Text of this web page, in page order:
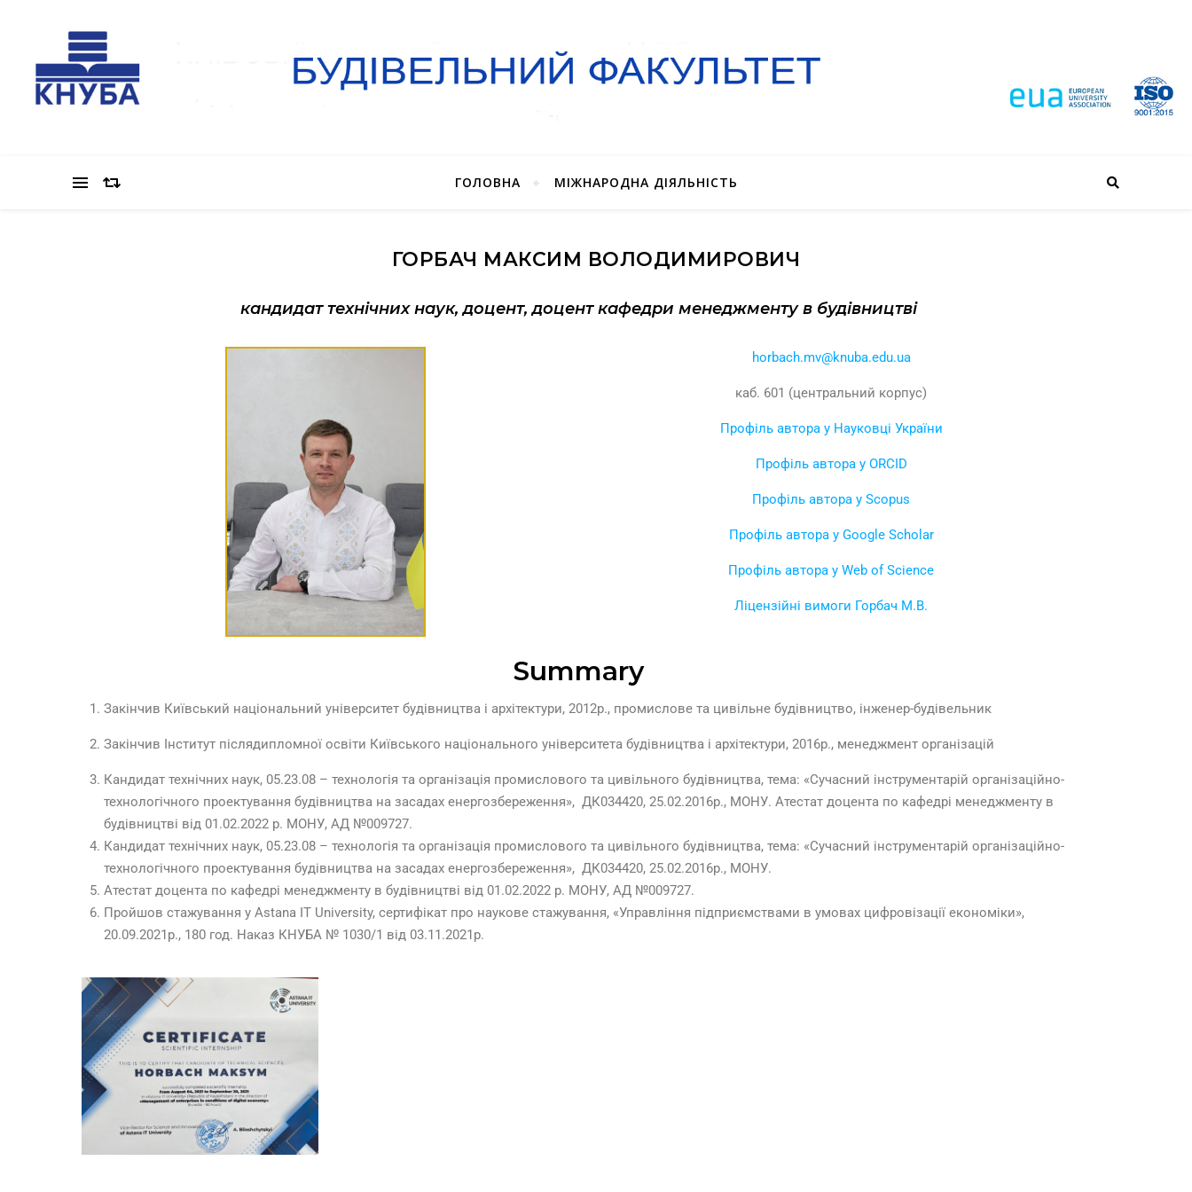
ГОЛОВНА МІЖНАРОДНА ДІЯЛЬНІСТЬ
ГОРБАЧ МАКСИМ ВОЛОДИМИРОВИЧ
кандидат технічних наук, доцент, доцент кафедри менеджменту в будівництві
horbach.mv@knuba.edu.ua
каб. 601 (центральний корпус)
Профіль автора у Науковці України
Профіль автора у ORCID
Профіль автора у Scopus
Профіль автора у Google Scholar
Профіль автора у Web of Science
Ліцензійні вимоги Горбач М.В.
Summary
Закінчив Київський національний університет будівництва і архітектури, 2012р., промислове та цивільне будівництво, інженер-будівельник
Закінчив Інститут післядипломної освіти Київського національного університета будівництва і архітектури, 2016р., менеджмент організацій
Кандидат технічних наук, 05.23.08 – технологія та організація промислового та цивільного будівництва, тема: «Сучасний інструментарій організаційно-
технологічного проектування будівництва на засадах енергозбереження», ДК034420, 25.02.2016р., МОНУ. Атестат доцента по кафедрі менеджменту в
будівництві від 01.02.2022 р. МОНУ, АД №009727.
Кандидат технічних наук, 05.23.08 – технологія та організація промислового та цивільного будівництва, тема: «Сучасний інструментарій організаційно-
технологічного проектування будівництва на засадах енергозбереження», ДК034420, 25.02.2016р., МОНУ.
Атестат доцента по кафедрі менеджменту в будівництві від 01.02.2022 р. МОНУ, АД №009727.
Пройшов стажування у Astana IT University, сертифікат про наукове стажування, «Управління підприємствами в умовах цифровізації економіки»,
20.09.2021р., 180 год. Наказ КНУБА № 1030/1 від 03.11.2021р.